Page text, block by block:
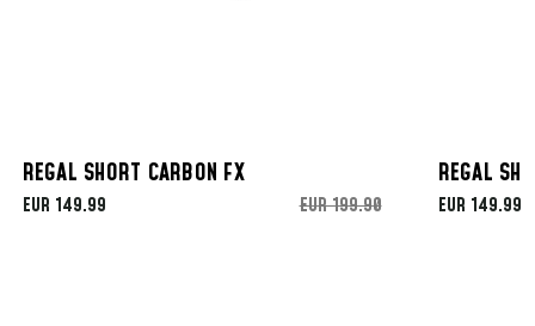
REGAL SHORT CARBON FX
EUR 199.90
EUR 149.99
REGAL
EUR 149.99